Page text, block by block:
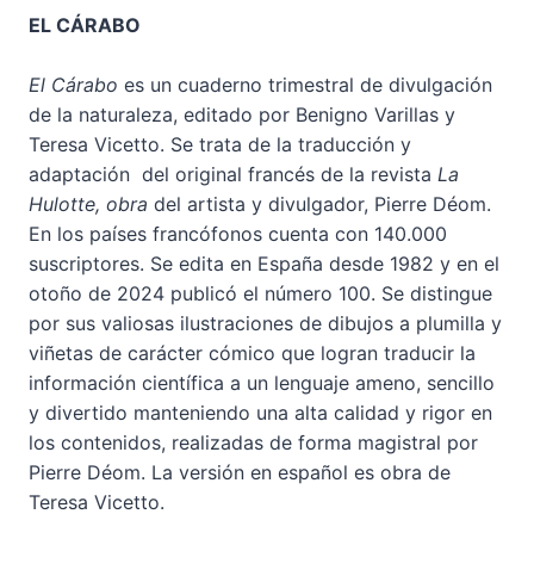
EL CÁRABO
El Cárabo es un cuaderno trimestral de divulgación
de la naturaleza, editado por Benigno Varillas y
Teresa Vicetto. Se trata de la traducción y
adaptación del original francés de la revista La
Hulotte, obra del artista y divulgador, Pierre Déom.
En los países francófonos cuenta con 140.000
suscriptores. Se edita en España desde 1982 y en el
otoño de 2024 publicó el número 100. Se distingue
por sus valiosas ilustraciones de dibujos a plumilla y
viñetas de carácter cómico que logran traducir la
información científica a un lenguaje ameno, sencillo
y divertido manteniendo una alta calidad y rigor en
los contenidos, realizadas de forma magistral por
Pierre Déom. La versión en español es obra de
Teresa Vicetto.